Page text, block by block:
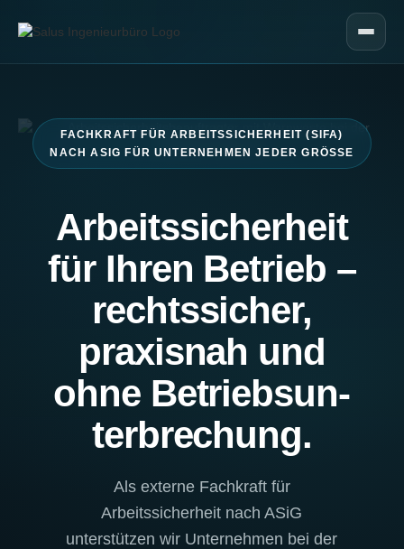
FACHKRAFT FÜR ARBEITSSICHERHEIT (SIFA)
NACH ASIG FÜR UNTERNEHMEN JEDER GRÖSSE
Ar­beits­si­cher­heit
für Ihren Betrieb –
rechtssicher,
praxisnah und
ohne Be­triebs­un­
ter­bre­chung.
Als externe Fachkraft für
Arbeitssicherheit nach ASiG
unterstützen wir Unternehmen bei der